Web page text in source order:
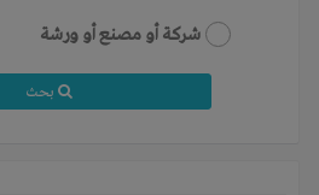
شركة أو مصنع أو ورشة